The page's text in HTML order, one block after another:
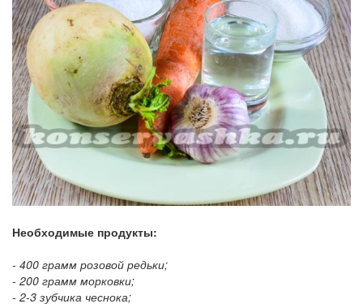
Необходимые продукты:
- 400 грамм розовой редьки;
- 200 грамм морковки;
- 2-3 зубчика чеснока;